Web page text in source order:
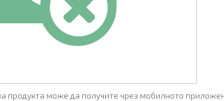
продукта може да получите чрез мобилното